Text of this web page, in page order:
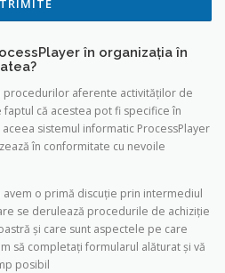
TRIMITE
în organizația în
aferente activităţilor de
că acestea pot fi specifice în
sistemul informatic ProcessPlayer
în conformitate cu nevoile
avem o primă discuţie prin intermediul
se derulează procedurile de achiziţie
şi care sunt aspectele pe care
să completaţi formularul alăturat şi vă
posibil